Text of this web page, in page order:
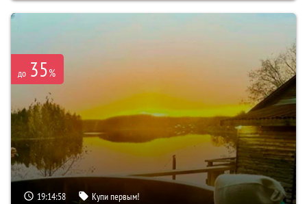
до 35%
19:14:56 Купи первым!